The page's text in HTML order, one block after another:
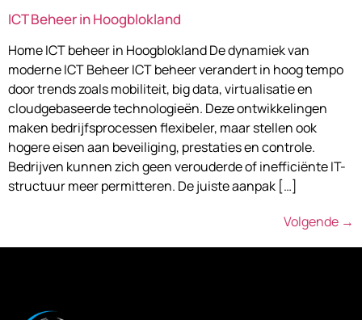
ICT Beheer in Hoogblokland
Home ICT beheer in Hoogblokland De dynamiek van
moderne ICT Beheer ICT beheer verandert in hoog tempo
door trends zoals mobiliteit, big data, virtualisatie en
cloudgebaseerde technologieën. Deze ontwikkelingen
maken bedrijfsprocessen flexibeler, maar stellen ook
hogere eisen aan beveiliging, prestaties en controle.
Bedrijven kunnen zich geen verouderde of inefficiënte IT-
structuur meer permitteren. De juiste aanpak […]
Volgende →